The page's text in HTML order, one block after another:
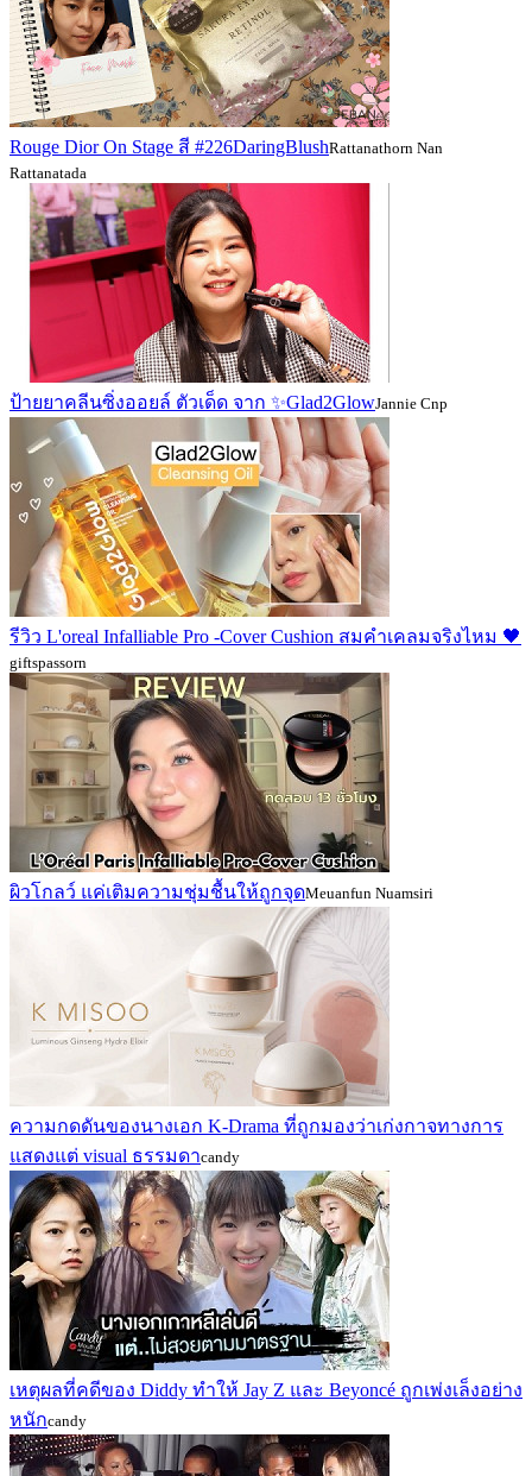
Rouge Dior On Stage สี #226DaringBlushRattanathorn Nan
Rattanatada
ป้ายยาคลีนซิ่งออยล์ ตัวเด็ด จาก ✨Glad2GlowJannie Cnp
รีวิว L'oreal Infalliable Pro -Cover Cushion สมคำเคลมจริงไหม 🖤
giftspassorn
ผิวโกลว์ แค่เติมความชุ่มชื้นให้ถูกจุดMeuanfun Nuamsiri
ความกดดันของนางเอก K-Drama ที่ถูกมองว่าเก่งกาจทางการ
แสดงแต่ visual ธรรมดาcandy
เหตุผลที่คดีของ Diddy ทำให้ Jay Z และ Beyoncé ถูกเพ่งเล็งอย่าง
หนักcandy